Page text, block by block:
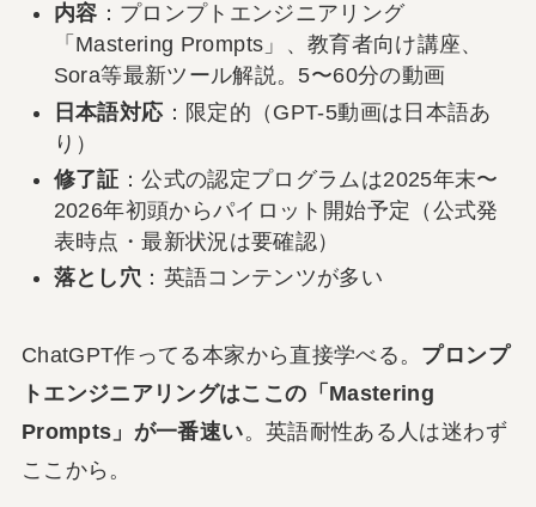
内容 ：プロンプトエンジニアリング
「Mastering Prompts」、教育者向け講座、
Sora等最新ツール解説。5〜60分の動画
日本語対応 ：限定的（GPT-5動画は日本語あ
り）
修了証 ：公式の認定プログラムは2025年末〜
2026年初頭からパイロット開始予定（公式発
表時点・最新状況は要確認）
落とし穴 ：英語コンテンツが多い
ChatGPT作ってる本家から直接学べる。 プロンプ
トエンジニアリングはここの「Mastering
Prompts」が一番速い。英語耐性ある人は迷わず
ここから。